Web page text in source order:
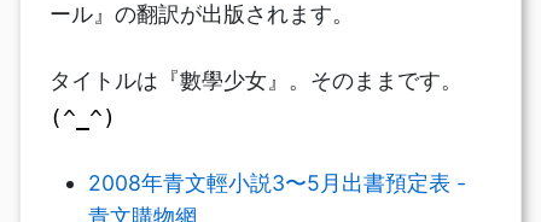
ール』の翻訳が出版されます。
タイトルは『數學少女』。そのままです。
(^_^)
2008年青文輕小説3〜5月出書預定表 -
青文購物網